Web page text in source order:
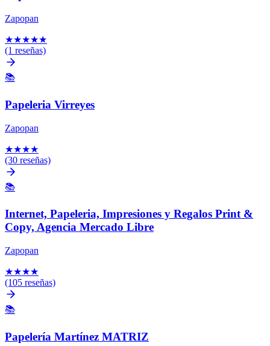
Zapopan
★★★★★
(1 reseñas)
📚
Papeleria Virreyes
Zapopan
★★★★
(30 reseñas)
📚
Internet, Papeleria, Impresiones y Regalos Print &
Copy, Agencia Mercado Libre
Zapopan
★★★★
(105 reseñas)
📚
Papelería Martínez MATRIZ